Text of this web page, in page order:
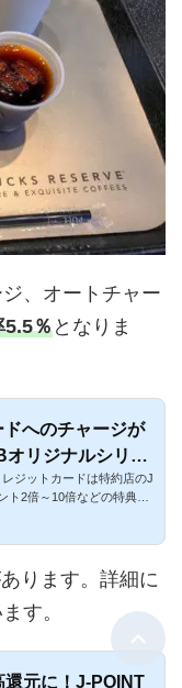
、オートチャー
5.5％となりま
へのチャージが
リジナルシリー
はスタバでお
ジットカードは特約店のJ
2倍～10倍などの特典が
ります。詳細に
す。
元に！J-POINT